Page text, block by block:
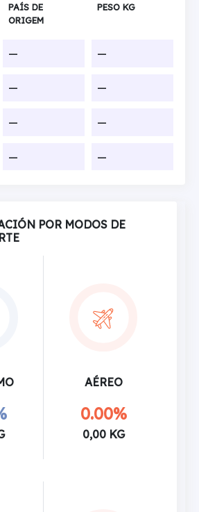
PAÍS DE
ORIGEM
PESO KG
— —
— —
— —
— —
POR MODOS DE
AÉREO
0.00%
0,00 KG